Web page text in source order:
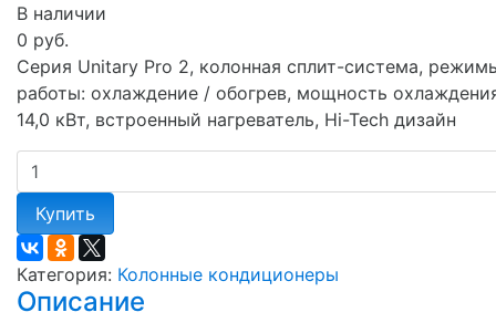
В наличии
0 руб.
Серия Unitary Pro 2, колонная сплит-система,
работы: охлаждение / обогрев, мощность
14,0 кВт, встроенный нагреватель, Hi-Tech дизайн
Купить
Категория: Колонные кондиционеры
Описание